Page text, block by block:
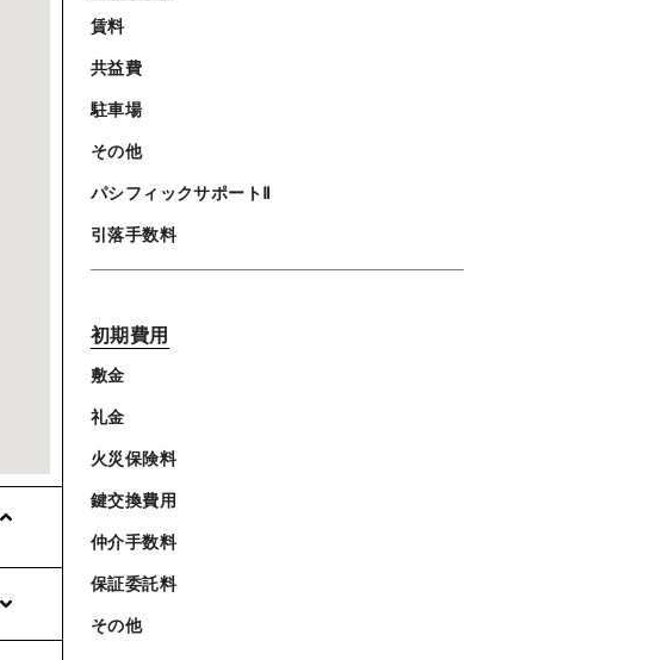
賃料
共益費
駐車場
その他
パシフィックサポートⅡ
引落手数料
初期費用
敷金
礼金
火災保険料
鍵交換費用
仲介手数料
保証委託料
その他